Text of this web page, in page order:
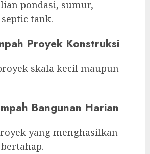
pondasi, sumur,
tank.
Proyek Konstruksi
skala kecil maupun
Bangunan Harian
yang menghasilkan